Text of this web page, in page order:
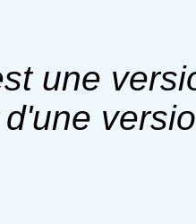
une